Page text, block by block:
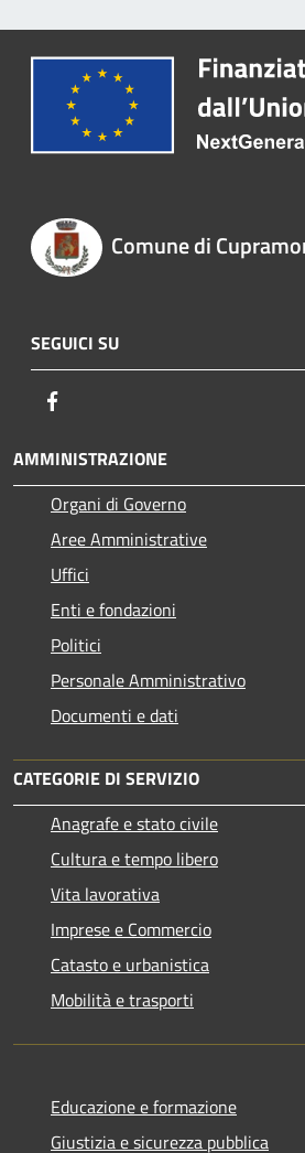
Comune di
SEGUICI SU
AMMINISTRAZIONE
Organi di Governo
Aree Amministrative
Uffici
Enti e fondazioni
Politici
Personale Amministrativo
Documenti e dati
CATEGORIE DI SERVIZIO
Anagrafe e stato civile
Cultura e tempo libero
Vita lavorativa
Imprese e Commercio
Catasto e urbanistica
Mobilità e trasporti
Educazione e formazione
Giustizia e sicurezza pubblica